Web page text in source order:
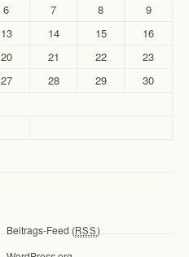
6 7 8
9
13 14 15
16
20 21 22
23
27 28 29
30
Beitrags-Feed (RSS)